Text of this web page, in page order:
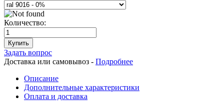
Количество:
Купить
Задать вопрос
Доставка или самовывоз - Подробнее
Описание
Дополнительные характеристики
Оплата и доставка